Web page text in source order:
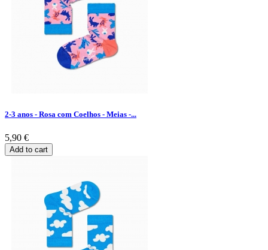
2-3 anos - Rosa com Coelhos - Meias -...
5,90 €
Add to cart